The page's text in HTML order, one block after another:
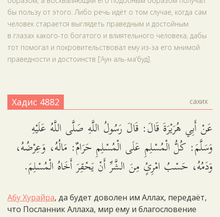
бы пользу от этого. Либо речь идёт о том случае, когда сам
человек старается выглядеть праведным и достойным
в глазах какого-то богатого и влиятельного человека, дабы
тот помогал и покровительствовал ему из-за его мнимой
праведности и достоинств [‘Аун аль-ма‘буд].
Хадис 4882 сахих
عَنْ أَبِي هُرَيْرَةَ قَالَ: قَالَ رَسُولُ اللَّهِ صَلَّى اللَّهُ عَلَيْهِ
وَسَلَّمَ: كُلُّ الْمُسْلِمِ عَلَى الْمُسْلِمِ حَرَامٌ: مَالُهُ، وَعِرْضُهُ،
وَدَمُهُ، حَسْبُ امْرِئٍ مِنَ الشَّرِّ أَنْ يَحْقِرَ أَخَاهُ الْمُسْلِمَ.
Абу Хурайра, да будет доволен им Аллах, передаёт,
что Посланник Аллаха, мир ему и благословение